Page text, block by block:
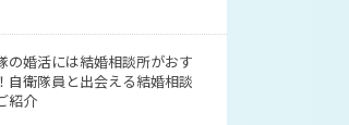
の婚活には結婚相談所がおす
自衛隊員と出会える結婚相談
紹介